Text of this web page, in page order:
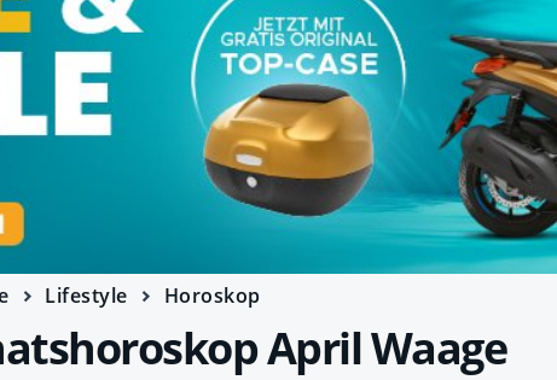
Lifestyle Horoskop
April Waage